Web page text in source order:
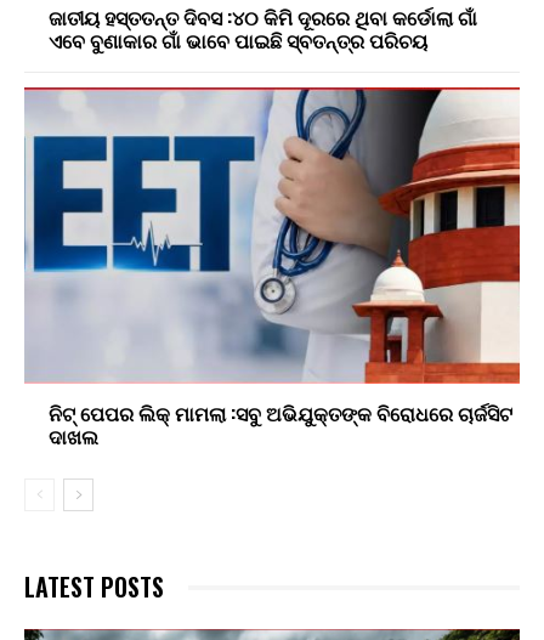
ଜାତୀୟ ହସ୍ତତନ୍ତ ଦିବସ :୪୦ କିମି ଦୂରରେ ଥିବା କର୍ଡୋଲା ଗାଁ
ଏବେ ବୁଣାକାର ଗାଁ ଭାବେ ପାଇଛି ସ୍ବତନ୍ତ୍ର ପରିଚୟ
ନିଟ୍ ପେପର ଲିକ୍ ମାମଲା :ସବୁ ଅଭିଯୁକ୍ତଙ୍କ ବିରୋଧରେ ଚାର୍ଜସିଟ
ଦାଖଲ
LATEST POSTS